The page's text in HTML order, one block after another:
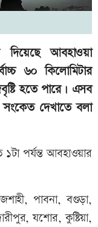
আবহাওয়া
৬০ কিলোমিটার
হতে পারে। এসব
দেখাতে বলা
পর্যন্ত আবহাওয়ার
পাবনা, বগুড়া,
যশোর, কুষ্টিয়া,